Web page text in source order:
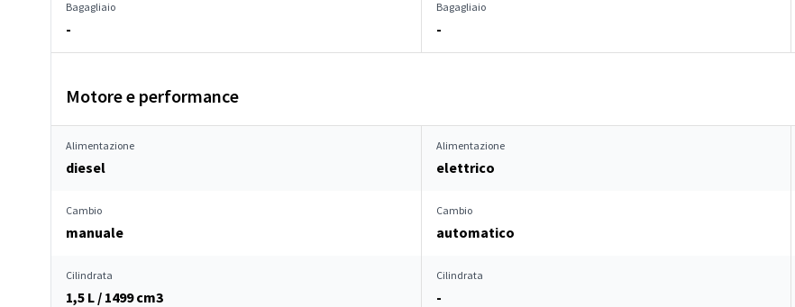
Bagagliaio
-
Bagagliaio
-
Motore e performance
Alimentazione
diesel
Alimentazione
elettrico
Cambio
manuale
Cambio
automatico
Cilindrata
1,5 L / 1499 cm3
Cilindrata
-